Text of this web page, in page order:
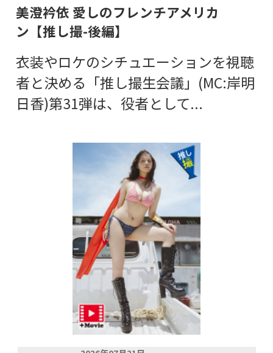
美澄衿依 愛しのフレンチアメリカ
ン【推し撮-後編】
衣装やロケのシチュエーションを視聴
者と決める「推し撮生会議」(MC:岸明
日香)第31弾は、役者として...